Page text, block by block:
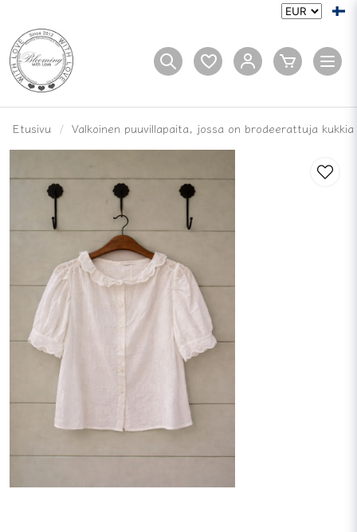
Etusivu Valkoinen puuvillapaita, jossa on brodeerattuja kukkia